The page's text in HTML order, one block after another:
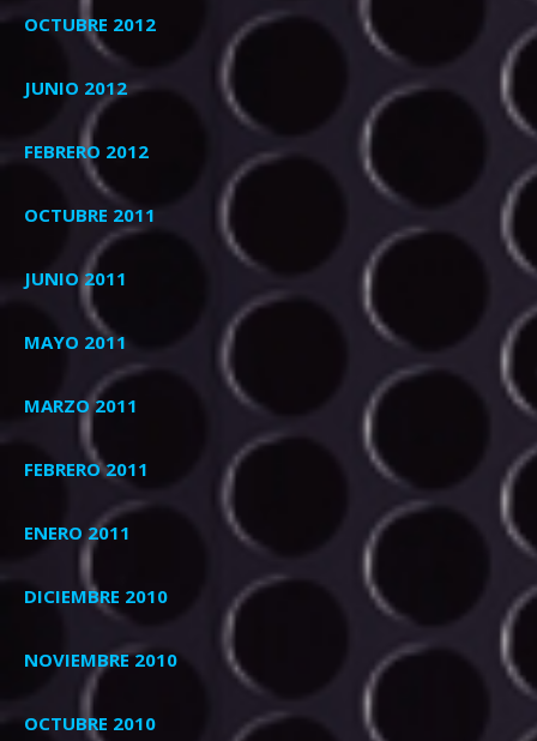
OCTUBRE 2012
JUNIO 2012
FEBRERO 2012
OCTUBRE 2011
JUNIO 2011
MAYO 2011
MARZO 2011
FEBRERO 2011
ENERO 2011
DICIEMBRE 2010
NOVIEMBRE 2010
OCTUBRE 2010